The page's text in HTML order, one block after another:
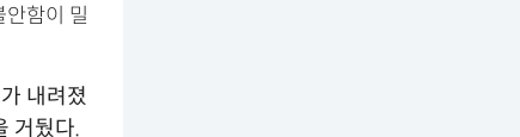
함이 밀
내려졌
거뒀다.